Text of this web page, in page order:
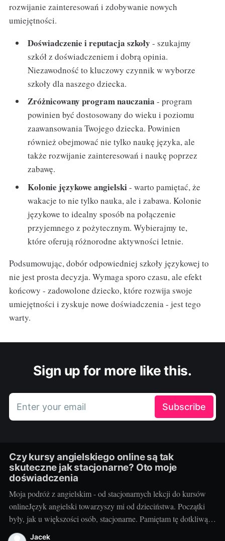
rozwijanie zainteresowań i zdobywanie nowych
umiejętności.
Doświadczenie i reputacja szkoły - szukajmy
szkół z doświadczeniem i dobrą opinia.
Niezawodność to kluczowy czynnik w wyborze
szkoły dla naszego dziecka.
Zróżnicowany program nauczania - program
powinien być dostosowany do wieku i poziomu
zaawansowania Twojego dziecka. Powinien
również obejmować nie tylko naukę języka, ale
także rozwijanie zainteresowań i naukę poprzez
zabawę.
Kolonie językowe angielski- warto pamiętać, że
wakacje to nie tylko nauka, ale i zabawa. Kolonie
językowe to idealny sposób na połączenie
przyjemnego z pożytecznym. Wybierajmy te,
które oferują różnorodne aktywności letnie.
Podsumowując, dobór odpowiedniej szkoły językowej to
nie jest prosta decyzja. Wymaga sporo czasu, ale efekt
końcowy - zadowolone dziecko, które rozwija swoje
umiejętności i zyskuje nowe doświadczenia - jest tego
warty.
Sign up for more like this.
Enter your email Subscribe
Czy kursy angielskiego online są tak
skuteczne jak stacjonarne? Oto moje
doświadczenia
Moja podróż z angielskim - od stacjonarnych lekcji do kursów
onlineJęzyk angielski towarzyszy mi od dzieciństwa. Początki
były, jak u większości osób, stacjonarne. Pamiętam tę dotkliwą
niechęć do porannego wstawania, pendolowania do szkoły i
Jacek